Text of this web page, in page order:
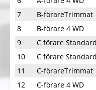
7
B-förareTrimmat
8
B-förare 4 WD
9
C förare
10
C förare
11
C-förareTrimmat
12
C-förare 4 WD